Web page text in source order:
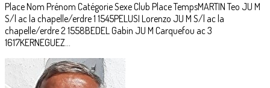
Place Nom Prénom Catégorie Sexe Club Place TempsMARTIN Teo JU M
S/l ac la chapelle/erdre 1 1545PELUSI Lorenzo JU M S/l ac la
chapelle/erdre 2 1558BEDEL Gabin JU M Carquefou ac 3
1617KERNEGUEZ...